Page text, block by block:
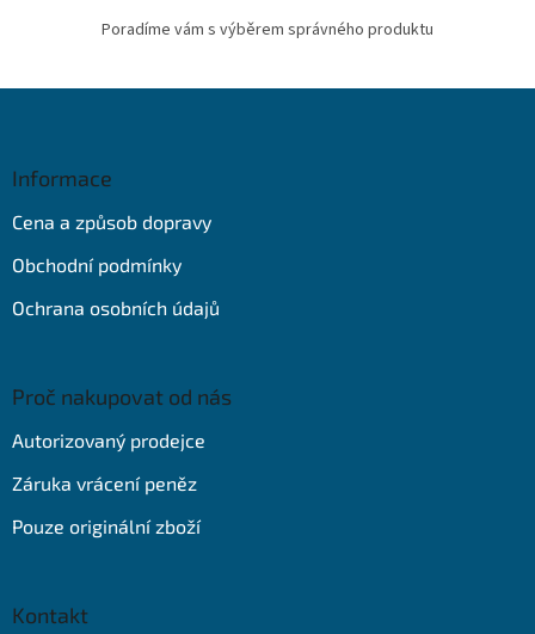
Poradíme vám s výběrem správného produktu
Informace
Cena a způsob dopravy
Obchodní podmínky
Ochrana osobních údajů
Proč nakupovat od nás
Autorizovaný prodejce
Záruka vrácení peněz
Pouze originální zboží
Kontakt